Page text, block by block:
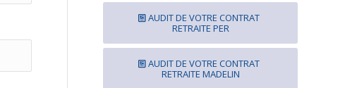
AUDIT DE VOTRE CONTRAT
RETRAITE PER
AUDIT DE VOTRE CONTRAT
RETRAITE MADELIN